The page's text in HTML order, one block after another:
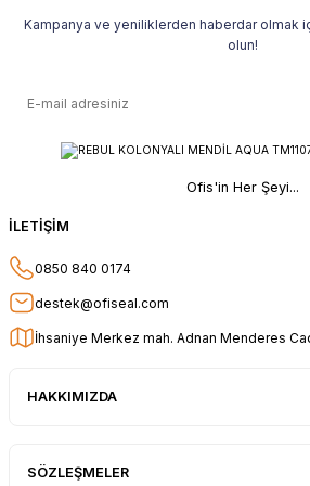
Ahmet Yılmaz | 29/04/2026
paketlenmiş, sorunsuz teslim aldım,
O... A... | 10/02/2026
Teşekkür ederim.
E... Ö... | 14/01/2026
Gayet başarılı ve ilgili firma. Fiyatları
uygun. Kargolama hızlı ve güvenli.
Kampanya ve yeniliklerden haberdar olmak
olun!
Ofis'in Her Şeyi...
İLETİŞİM
0850 840 0174
destek@ofiseal.com
İhsaniye Merkez mah. Adnan Menderes
HAKKIMIZDA
SÖZLEŞMELER